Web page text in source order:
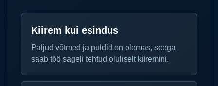
Kiirem kui esindus
Paljud võtmed ja puldid on olemas, seega
saab töö sageli tehtud oluliselt kiiremini.